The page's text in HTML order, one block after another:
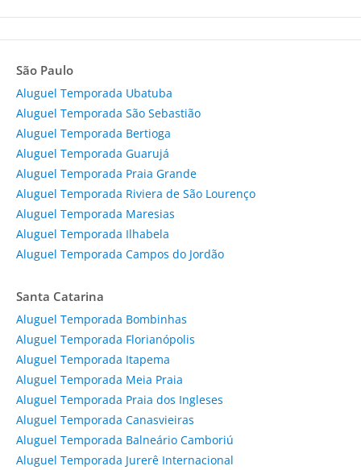
São Paulo
Aluguel Temporada Ubatuba
Aluguel Temporada São Sebastião
Aluguel Temporada Bertioga
Aluguel Temporada Guarujá
Aluguel Temporada Praia Grande
Aluguel Temporada Riviera de São Lourenço
Aluguel Temporada Maresias
Aluguel Temporada Ilhabela
Aluguel Temporada Campos do Jordão
Santa Catarina
Aluguel Temporada Bombinhas
Aluguel Temporada Florianópolis
Aluguel Temporada Itapema
Aluguel Temporada Meia Praia
Aluguel Temporada Praia dos Ingleses
Aluguel Temporada Canasvieiras
Aluguel Temporada Balneário Camboriú
Aluguel Temporada Jurerê Internacional